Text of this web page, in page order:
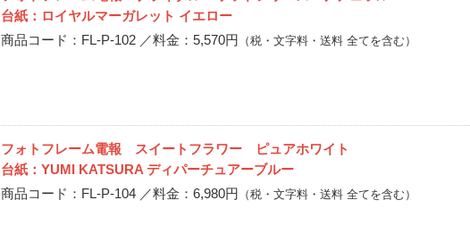
台紙：ロイヤルマーガレット イエロー
商品コード：FL-P-102 ／料金：5,570円
（税・文字料・送料 全てを含む）
フォトフレーム電報 スイートフラワー ピュアホワイト
台紙：YUMI KATSURA ディパーチュアーブルー
商品コード：FL-P-104 ／料金：6,980円
（税・文字料・送料 全てを含む）